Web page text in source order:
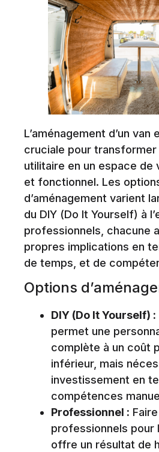
L’aménagement d’un van
cruciale pour transformer
utilitaire en un espace de
et fonctionnel. Les
d’aménagement varient
du DIY (Do It Yourself) à
professionnels, chacune
propres implications en
de temps, et de
Options
DIY (Do It Yourself) :
permet une
complète à un coût
inférieur, mais
investissement en
compétences
Professionnel :
professionnels pour
offre un résultat de